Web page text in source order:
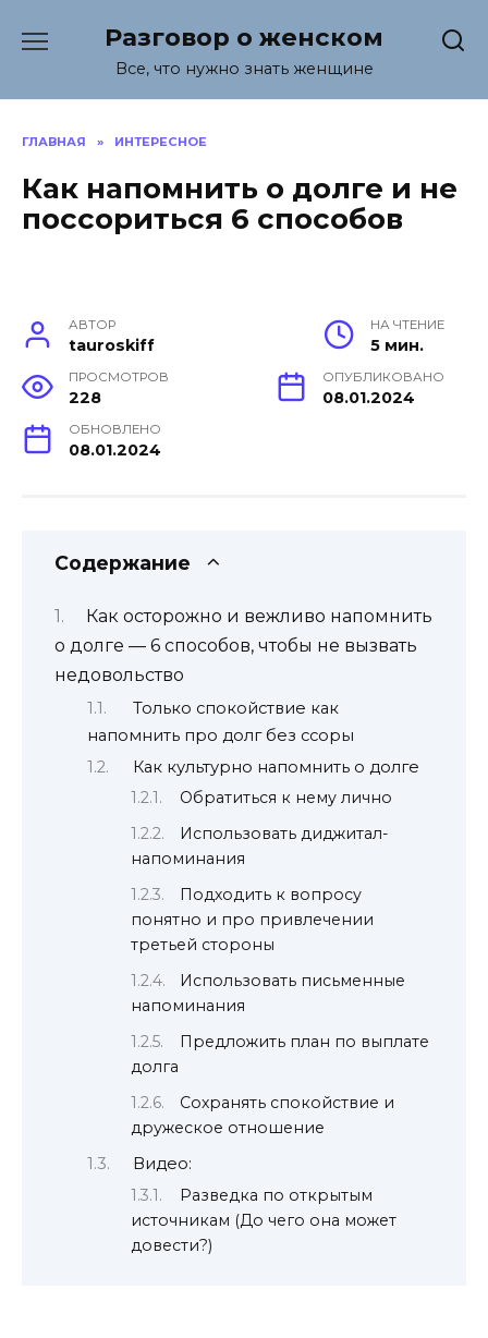
содержанию
Разговор о женском
Все, что нужно знать женщине
ГЛАВНАЯ » ИНТЕРЕСНОЕ
Как напомнить о долге и не
поссориться 6 способов
АВТОР
tauroskiff
НА ЧТЕНИЕ
5 мин.
ПРОСМОТРОВ
228
ОПУБЛИКОВАНО
08.01.2024
ОБНОВЛЕНО
08.01.2024
Содержание
Как осторожно и вежливо напомнить
о долге — 6 способов, чтобы не вызвать
недовольство
Только спокойствие как
напомнить про долг без ссоры
Как культурно напомнить о долге
Обратиться к нему лично
Использовать диджитал-
напоминания
Подходить к вопросу
понятно и про привлечении
третьей стороны
Использовать письменные
напоминания
Предложить план по выплате
долга
Сохранять спокойствие и
дружеское отношение
Видео:
Разведка по открытым
источникам (До чего она может
довести?)